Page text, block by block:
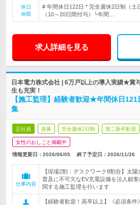
休日
休暇
# 年間休日122日 * 完全週休2日制（土
（10～20日間付与）└年間…
求人詳細を見る
日本電力株式会社 | 6万戸以上の導入実績★賞
生も充実！
【施工監理】経験者歓迎★年間休日
集
正社員 急募 完全週休2日制 第二新卒歓迎
女性のおしごと掲載中
情報更新日：2026/06/05 終了予定日： 2026/11/26
仕事内容
【現場2割：デスクワーク8割合】太
普及に不可欠なEV充電設備を法人顧
関する施工監理を行います
【経験者歓迎！高卒以上】《必須条